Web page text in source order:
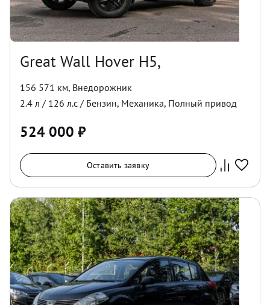
Great Wall Hover H5,
156 571 км, Внедорожник
2.4 л / 126 л.с / Бензин, Механика, Полный привод
524 000 ₽
Оставить заявку